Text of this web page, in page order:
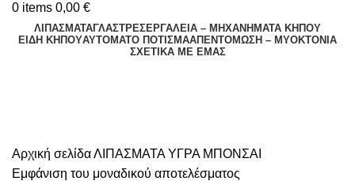
0 items 0,00 €
ΛΙΠΑΣΜΑΤΑΓΛΑΣΤΡΕΣΕΡΓΑΛΕΙΑ – ΜΗΧΑΝΗΜΑΤΑ ΚΗΠΟΥ
ΕΊΔΗ ΚΉΠΟΥΑΥΤΌΜΑΤΟ ΠΌΤΙΣΜΑΑΠΕΝΤΟΜΩΣΗ – ΜΥΟΚΤΟΝΙΑ
ΣΧΕΤΙΚΆ ΜΕ ΕΜΆΣ
Αρχική σελίδαΛΙΠΑΣΜΑΤΑΥΓΡΑ ΜΠΟΝΣΑΙ
Εμφάνιση του μοναδικού αποτελέσματος